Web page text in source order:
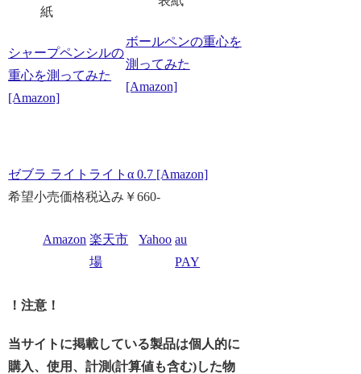
シャープペンシルの
重心を測ってみた
[Amazon]
ボールペンの重心を
測ってみた
[Amazon]
ゼブラ ライトライトα 0.7 [Amazon]
希望小売価格税込み￥660-
Amazon 楽天市
場
Yahoo au
PAY
！注意！
当サイトに掲載している製品は個人的に
購入、使用、計測(計算値も含む)した物